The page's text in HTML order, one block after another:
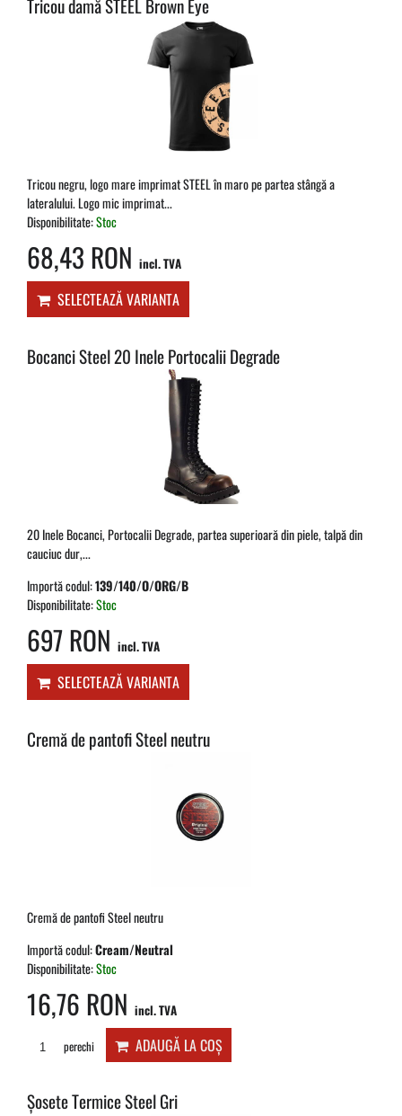
Tricou damă STEEL Brown Eye
Tricou negru, logo mare imprimat STEEL în maro pe partea stângă a
lateralului. Logo mic imprimat...
Disponibilitate:Stoc
68,43 RON incl. TVA
SELECTEAZĂ VARIANTA
Bocanci Steel 20 Inele Portocalii Degrade
20 Inele Bocanci, Portocalii Degrade, partea superioară din piele, talpă din
cauciuc dur,...
Importă codul:139/140/O/ORG/B
Disponibilitate:Stoc
697 RON incl. TVA
SELECTEAZĂ VARIANTA
Cremă de pantofi Steel neutru
Cremă de pantofi Steel neutru
Importă codul:Cream/Neutral
Disponibilitate:Stoc
16,76 RON incl. TVA
perechi ADAUGĂ LA COȘ
Șosete Termice Steel Gri